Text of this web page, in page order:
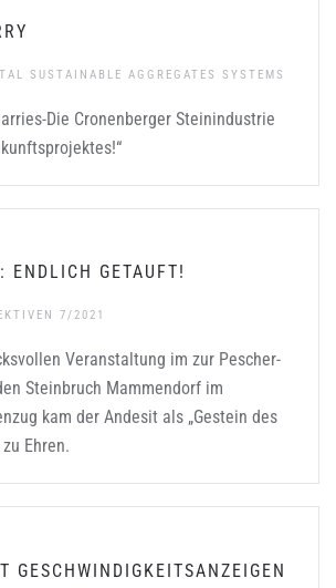
SUSTAINABLE AGGREGATES SYSTEMS
Die Cronenberger Steinindustrie
ENDLICH GETAUFT!
7/2021
Veranstaltung im zur Pescher-
Steinbruch Mammendorf im
kam der Andesit als „Gestein des
Ehren.
GESCHWINDIGKEITSANZEIGEN